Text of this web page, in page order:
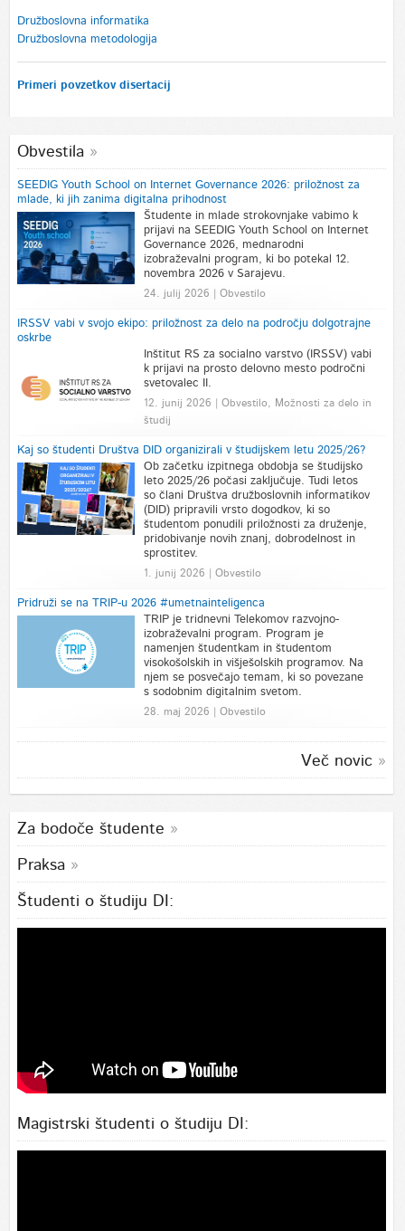
Družboslovna informatika
Družboslovna metodologija
Primeri povzetkov disertacij
Obvestila
SEEDIG Youth School on Internet Governance 2026: priložnost za
mlade, ki jih zanima digitalna prihodnost
Študente in mlade strokovnjake vabimo k
prijavi na SEEDIG Youth School on Internet
Governance 2026, mednarodni
izobraževalni program, ki bo potekal 12.
novembra 2026 v Sarajevu.
24. julij 2026 | Obvestilo
IRSSV vabi v svojo ekipo: priložnost za delo na področju dolgotrajne
oskrbe
Inštitut RS za socialno varstvo (IRSSV) vabi
k prijavi na prosto delovno mesto področni
svetovalec II.
12. junij 2026 | Obvestilo, Možnosti za delo in
študij
Kaj so študenti Društva DID organizirali v študijskem letu 2025/26?
Ob začetku izpitnega obdobja se študijsko
leto 2025/26 počasi zaključuje. Tudi letos
so člani Društva družboslovnih informatikov
(DID) pripravili vrsto dogodkov, ki so
študentom ponudili priložnosti za druženje,
pridobivanje novih znanj, dobrodelnost in
sprostitev.
1. junij 2026 | Obvestilo
Pridruži se na TRIP-u 2026 #umetnainteligenca
TRIP je tridnevni Telekomov razvojno-
izobraževalni program. Program je
namenjen študentkam in študentom
visokošolskih in višješolskih programov. Na
njem se posvečajo temam, ki so povezane
s sodobnim digitalnim svetom.
28. maj 2026 | Obvestilo
Več novic
Za bodoče študente
Praksa
Študenti o študiju DI:
Magistrski študenti o študiju DI: